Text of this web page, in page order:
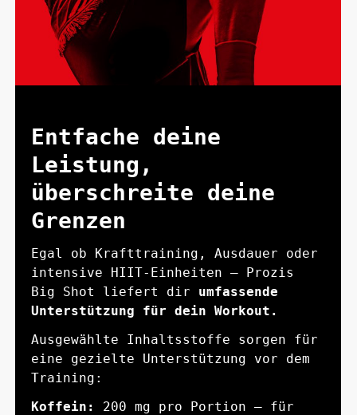
Entfache deine
Leistung,
überschreite deine
Grenzen
Egal ob Krafttraining, Ausdauer oder
intensive HIIT-Einheiten — Prozis
Big Shot liefert dir umfassende
Unterstützung für dein Workout.
Ausgewählte Inhaltsstoffe sorgen für
eine gezielte Unterstützung vor dem
Training:
Koffein:
200 mg pro Portion — für